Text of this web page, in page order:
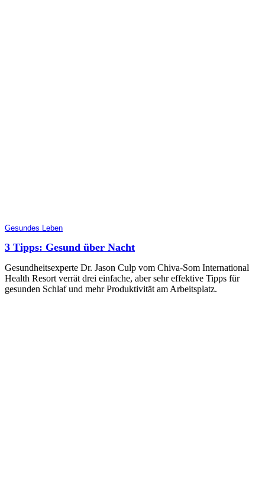
Gesundes Leben
3 Tipps: Gesund über Nacht
Gesundheitsexperte Dr. Jason Culp vom Chiva-Som International
Health Resort verrät drei einfache, aber sehr effektive Tipps für
gesunden Schlaf und mehr Produktivität am Arbeitsplatz.